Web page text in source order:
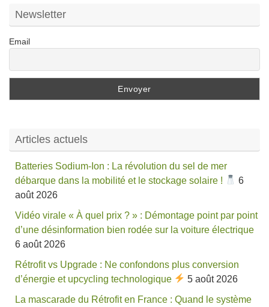
Newsletter
Email
Articles actuels
Batteries Sodium-Ion : La révolution du sel de mer
débarque dans la mobilité et le stockage solaire !
6
août 2026
Vidéo virale « À quel prix ? » : Démontage point par point
d’une désinformation bien rodée sur la voiture électrique
6 août 2026
Rétrofit vs Upgrade : Ne confondons plus conversion
d’énergie et upcycling technologique
5 août 2026
La mascarade du Rétrofit en France : Quand le système